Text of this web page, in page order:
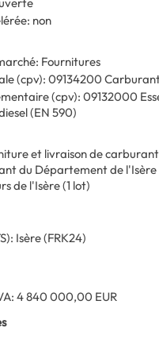
: non
: Fournitures
(cpv): 09134200
(cpv): 09132000
(EN 590)
et livraison de
du Département de
de l'Isère (1 lot)
: Isère(FRK24)
: 4 840 000,00 EUR